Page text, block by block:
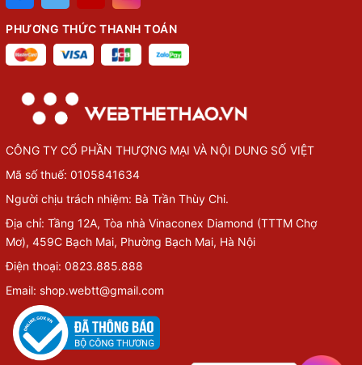
PHƯƠNG THỨC THANH TOÁN
CÔNG TY CỔ PHẦN THƯỢNG MẠI VÀ NỘI DUNG SỐ VIỆT
Mã số thuế: 0105841634
Người chịu trách nhiệm: Bà Trần Thùy Chi.
Địa chỉ: Tầng 12A, Tòa nhà Vinaconex Diamond (TTTM Chợ
Mơ), 459C Bạch Mai, Phường Bạch Mai, Hà Nội
Điện thoại: 0823.885.888
Email: shop.webtt@gmail.com